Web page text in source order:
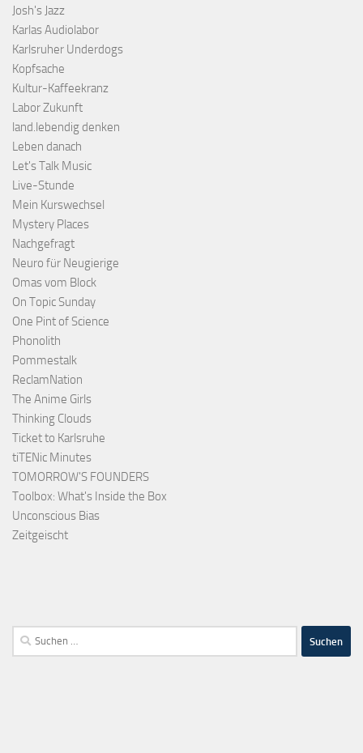
Josh's Jazz
Karlas Audiolabor
Karlsruher Underdogs
Kopfsache
Kultur-Kaffeekranz
Labor Zukunft
land.lebendig denken
Leben danach
Let's Talk Music
Live-Stunde
Mein Kurswechsel
Mystery Places
Nachgefragt
Neuro für Neugierige
Omas vom Block
On Topic Sunday
One Pint of Science
Phonolith
Pommestalk
ReclamNation
The Anime Girls
Thinking Clouds
Ticket to Karlsruhe
tiTENic Minutes
TOMORROW'S FOUNDERS
Toolbox: What's Inside the Box
Unconscious Bias
Zeitgeischt